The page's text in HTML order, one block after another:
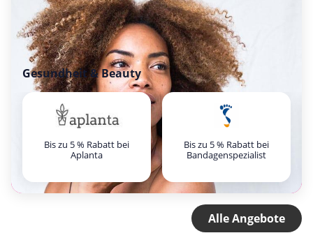
Gesundheit & Beauty
Bis zu 5 % Rabatt bei
Aplanta
Bis zu 5 % Rabatt bei
Bandagenspezialist
Alle Angebote